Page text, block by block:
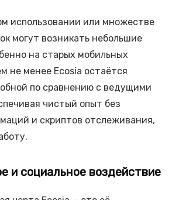
использовании или множестве
могут возникать небольшие
на старых мобильных
не менее Ecosia остаётся
по сравнению с ведущими
чистый опыт без
и скриптов отслеживания,
и социальное воздействие